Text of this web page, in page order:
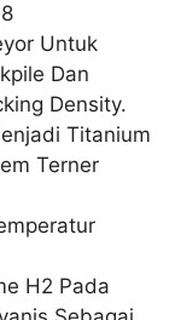
Untuk
Dan
Density.
Titanium
Terner
H2 Pada